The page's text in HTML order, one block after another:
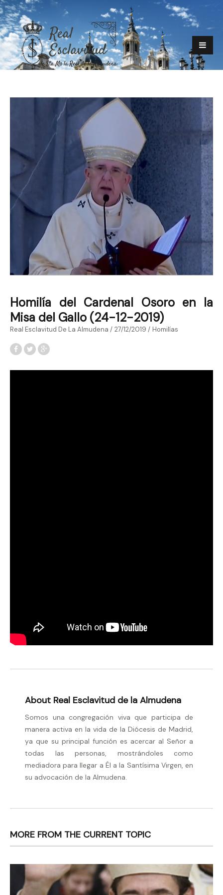
Homilía del Cardenal Osoro en la
Misa del Gallo (24-12-2019)
Real Esclavitud De La Almudena 27/12/2019 Homilías
About Real Esclavitud de la Almudena
Somos una congregación viva que participa de
manera activa en la vida de la Diócesis de Madrid,
ya que su principal función es acercar al Señor a
todas las personas, mostrándoles como
mediadora para llegar a Él a la Santísima Virgen, en
su advocación de la Almudena.
MORE FROM THE CURRENT TOPIC